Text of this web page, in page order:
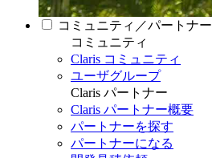
コミュニティ／パートナー
コミュニティ
Claris コミュニティ
ユーザグループ
Claris パートナー
Claris パートナー概要
パートナーを探す
パートナーになる